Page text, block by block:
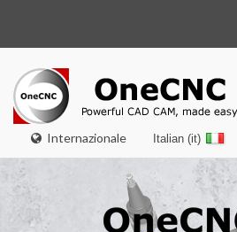
Internazionale Italian (it)